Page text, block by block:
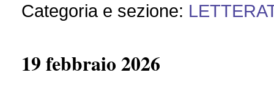
Categoria e sezione:
19 febbraio 2026